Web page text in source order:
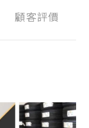
顧客評價